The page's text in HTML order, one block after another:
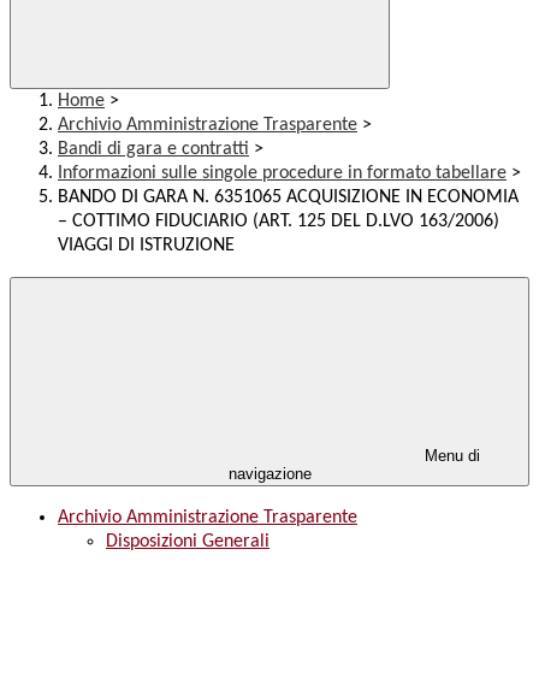
Home >
Archivio Amministrazione Trasparente >
Bandi di gara e contratti >
Informazioni sulle singole procedure in formato tabellare >
BANDO DI GARA N. 6351065 ACQUISIZIONE IN ECONOMIA
– COTTIMO FIDUCIARIO (ART. 125 DEL D.LVO 163/2006)
VIAGGI DI ISTRUZIONE
Menu di
navigazione
Archivio Amministrazione Trasparente
Disposizioni Generali